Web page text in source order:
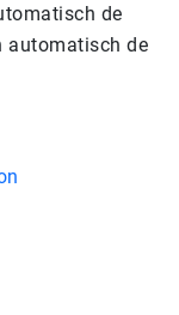
de
automatisch de